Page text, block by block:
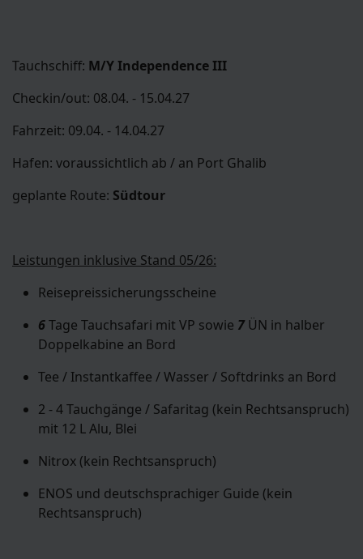
Tauchschiff: M/Y Independence III
Checkin/out: 08.04. - 15.04.27
Fahrzeit: 09.04. - 14.04.27
Hafen: voraussichtlich ab / an Port Ghalib
geplante Route: Südtour
Leistungen inklusive Stand 05/26:
Reisepreissicherungsscheine
6Tage Tauchsafari mit VP sowie 7 ÜN in halber
Doppelkabine an Bord
Tee / Instantkaffee / Wasser / Softdrinks an Bord
2 - 4 Tauchgänge / Safaritag (kein Rechtsanspruch)
mit 12 L Alu, Blei
Nitrox (kein Rechtsanspruch)
ENOS und deutschsprachiger Guide (kein
Rechtsanspruch)